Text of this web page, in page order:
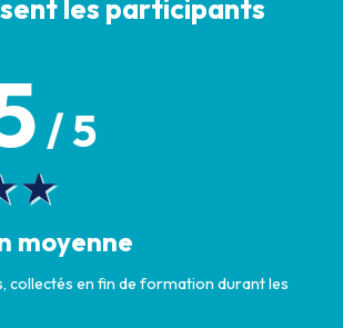
les participants
/ 5
moyenne
collectés en fin de formation durant les